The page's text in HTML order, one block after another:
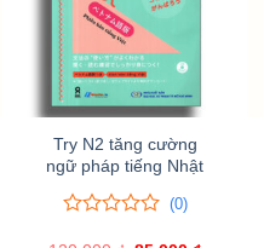
Try N2 tăng cường
ngữ pháp tiếng Nhật
(0)